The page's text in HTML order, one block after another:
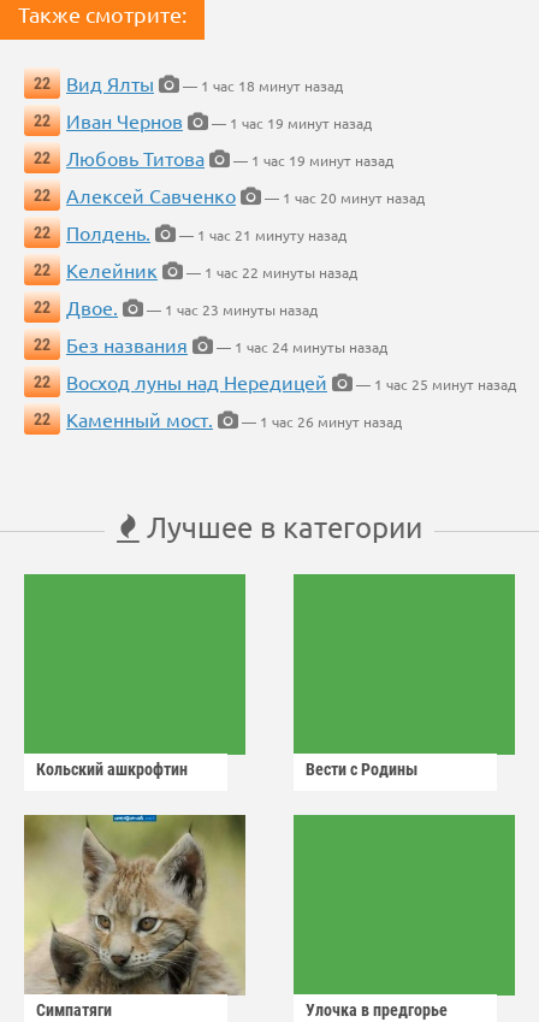
Также смотрите:
22 Вид Ялты
— 1 час 18 минут назад
22
Иван Чернов
— 1 час 19 минут назад
22
Любовь Титова
— 1 час 19 минут назад
22
Алексей Савченко
— 1 час 20 минут назад
22
Полдень.
— 1 час 21 минуту назад
22
Келейник
— 1 час 22 минуты назад
22
Двое.
— 1 час 23 минуты назад
22
Без названия
— 1 час 24 минуты назад
22
Восход луны над Нередицей
— 1 час 25 минут назад
22
Каменный мост. — 1 час 26 минут назад
Лучшее в категории
Кольский ашкрофтин Вести с Родины
Симпатяги Улочка в предгорье